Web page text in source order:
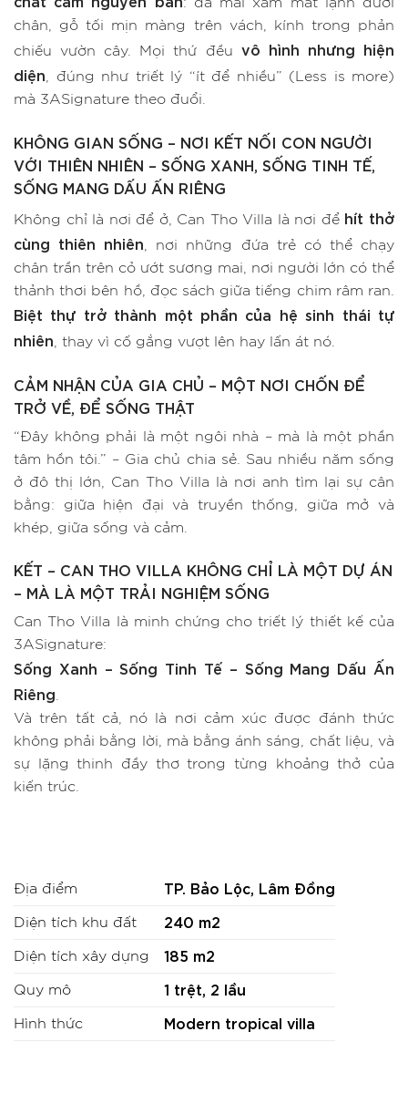
chân, gỗ tối mịn màng trên vách, kính trong phản
chiếu vườn cây. Mọi thứ đều vô hình nhưng hiện
diện , đúng như triết lý “ít để nhiều” (Less is more)
mà 3ASignature theo đuổi.
KHÔNG GIAN SỐNG – NƠI KẾT NỐI CON NGƯỜI
VỚI THIÊN NHIÊN – SỐNG XANH, SỐNG TINH TẾ,
SỐNG MANG DẤU ẤN RIÊNG
Không chỉ là nơi để ở, Can Tho Villa là nơi để hít thở
cùng thiên nhiên , nơi những đứa trẻ có thể chạy
chân trần trên cỏ ướt sương mai, nơi người lớn có thể
thảnh thơi bên hồ, đọc sách giữa tiếng chim râm ran.
Biệt thự trở thành một phần của hệ sinh thái tự
nhiên , thay vì cố gắng vượt lên hay lấn át nó.
CẢM NHẬN CỦA GIA CHỦ – MỘT NƠI CHỐN ĐỂ
TRỞ VỀ, ĐỂ SỐNG THẬT
“Đây không phải là một ngôi nhà – mà là một phần
tâm hồn tôi.” – Gia chủ chia sẻ. Sau nhiều năm sống
ở đô thị lớn, Can Tho Villa là nơi anh tìm lại sự cân
bằng: giữa hiện đại và truyền thống, giữa mở và
khép, giữa sống và cảm.
KẾT – CAN THO VILLA KHÔNG CHỈ LÀ MỘT DỰ ÁN
– MÀ LÀ MỘT TRẢI NGHIỆM SỐNG
Can Tho Villa là minh chứng cho triết lý thiết kế của
3ASignature:
Sống Xanh – Sống Tinh Tế – Sống Mang Dấu Ấn
Riêng.
Và trên tất cả, nó là nơi cảm xúc được đánh thức
không phải bằng lời, mà bằng ánh sáng, chất liệu, và
sự lặng thinh đầy thơ trong từng khoảng thở của
kiến trúc.
Địa điểm TP. Bảo Lộc, Lâm Đồng
Diện tích khu đất 240 m2
Diện tích xây dựng 185 m2
Quy mô 1 trệt, 2 lầu
Hình thức Modern tropical villa